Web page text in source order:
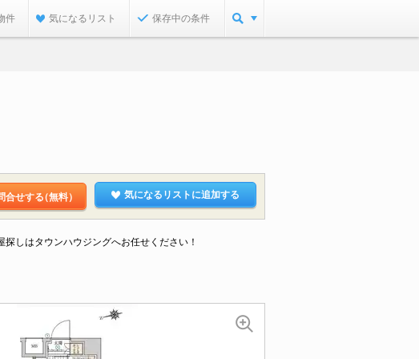
件 気になるリスト 保存中の条件
合せする（無料） 気になるリストに追加する
しはタウンハウジングへお任せください！